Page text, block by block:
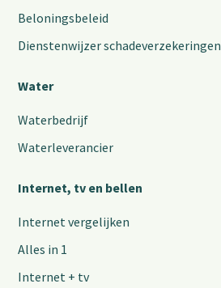
Beloningsbeleid
Dienstenwijzer schadeverzekeringen
Water
Waterbedrijf
Waterleverancier
Internet, tv en bellen
Internet vergelijken
Alles in 1
Internet + tv